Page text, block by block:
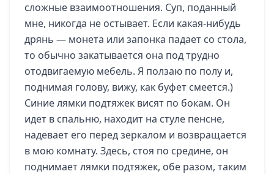
сложные взаимоотношения. Суп, поданный
мне, никогда не остывает. Если какая-нибудь
дрянь — монета или запонка падает со стола,
то обычно закатывается она под трудно
отодвигаемую мебель. Я ползаю по полу и,
поднимая голову, вижу, как буфет смеется.)
Синие лямки подтяжек висят по бокам. Он
идет в спальню, находит на стуле пенсне,
надевает его перед зеркалом и возвращается
в мою комнату. Здесь, стоя по средине, он
поднимает лямки подтяжек, обе разом, таким